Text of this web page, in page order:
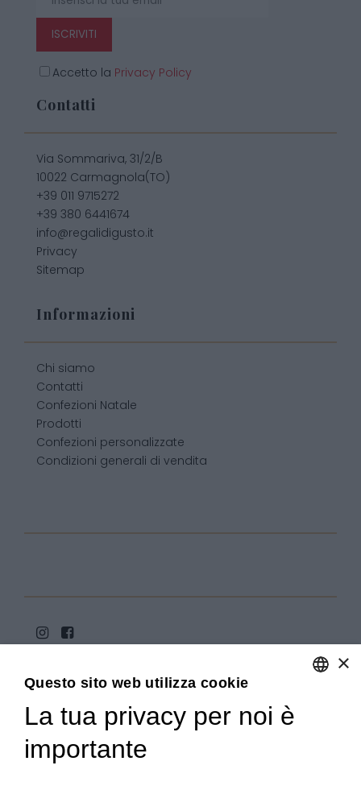
ISCRIVITI
Accetto la Privacy Policy
Contatti
Via Sommariva, 31/2/B
10022 Carmagnola(TO)
+39 011 9715272
+39 380 6441674
info@regalidigusto.it
Privacy
Sitemap
Informazioni
Chi siamo
Contatti
Confezioni Natale
Prodotti
Confezioni personalizzate
Condizioni generali di vendita
Copyright 2020© Regali Digusto è un marchio di Olio
×
Questo sito web utilizza cookie
La tua privacy per noi è
importante